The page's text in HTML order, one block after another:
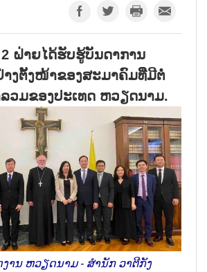
ຝ່າຍໄດ້ຮັບຮູ້ບັນດາການ
ງຕັ້ງໜ້າຂອງສະມາຄົມທີີິ່ມີຕໍ່
ວມຂອງປະເທດ ຫວຽດນາມ.
ານ ຫວຽດນາມ - ສຳນັກ ວາຕີກັງ